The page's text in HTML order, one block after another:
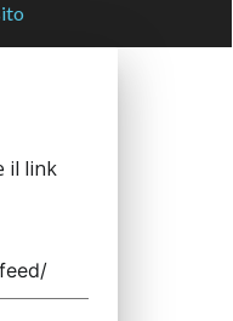
il link